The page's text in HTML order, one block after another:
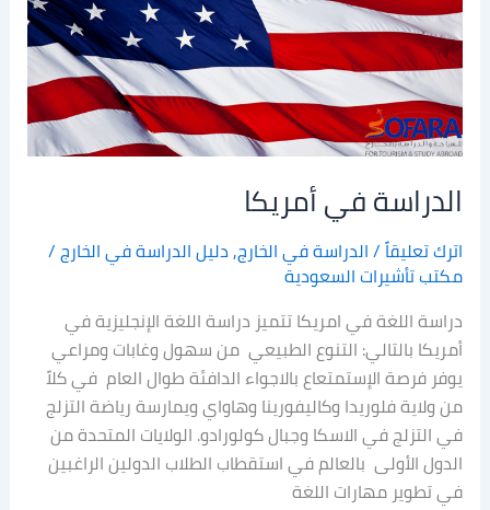
الدراسة في أمريكا
اترك تعليقاً/الدراسة في الخارج,دليل الدراسة في الخارج/
مكتب تأشيرات السعودية
دراسة اللغة في امريكا تتميز دراسة اللغة الإنجليزية في
أمريكا بالتالي: التنوع الطبيعي من سهول وغابات ومراعي
يوفر فرصة الإستمتعاع بالاجواء الدافئة طوال العام في كلاً
من ولاية فلوريدا وكاليفورينا وهاواي ويمارسة رياضة التزلج
في التزلج في الاسكا وجبال كولورادو. الولايات المتحدة من
الدول الأولى بالعالم في استقطاب الطلاب الدولين الراغبين
في تطوير مهارات اللغة